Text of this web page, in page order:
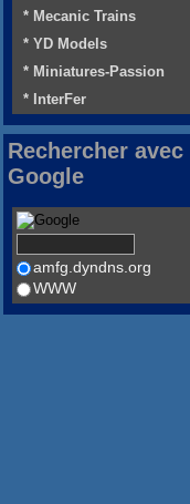
* Mecanic Trains
* YD Models
* Miniatures-Passion
* InterFer
Rechercher avec
Google
amfg.dyndns.org
WWW